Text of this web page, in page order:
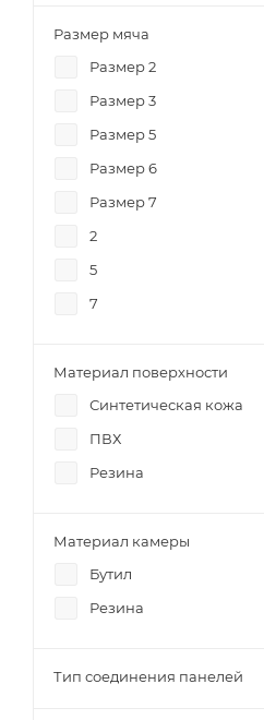
Размер мяча
Размер 2
Размер 3
Размер 5
Размер 6
Размер 7
2
5
7
Материал поверхности
Синтетическая кожа
ПВХ
Резина
Материал камеры
Бутил
Резина
Тип соединения панелей